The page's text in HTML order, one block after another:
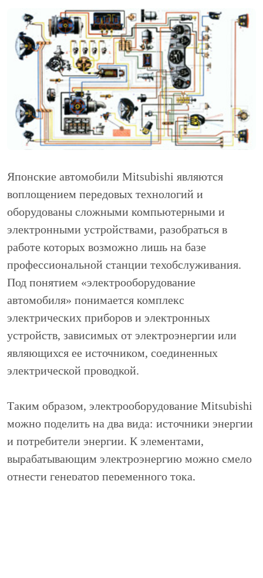
Японские автомобили Mitsubishi являются
воплощением передовых технологий и
оборудованы сложными компьютерными и
электронными устройствами, разобраться в
работе которых возможно лишь на базе
профессиональной станции техобслуживания.
Под понятием «электрооборудование
автомобиля» понимается комплекс
электрических приборов и электронных
устройств, зависимых от электроэнергии или
являющихся ее источником, соединенных
электрической проводкой.
Таким образом, электрооборудование Mitsubishi
можно поделить на два вида: источники энергии
и потребители энергии. К элементами,
вырабатывающим электроэнергию можно смело
отнести генератор переменного тока,